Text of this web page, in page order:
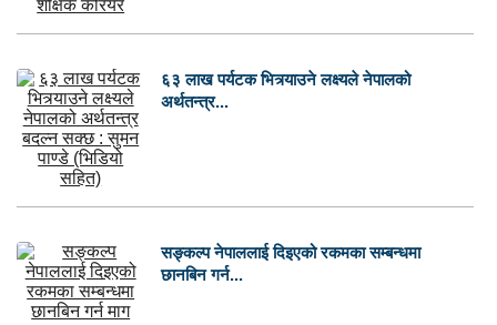
६३ लाख पर्यटक भित्र्याउने लक्ष्यले नेपालको
अर्थतन्त्र...
सङ्कल्प नेपाललाई दिइएको रकमका सम्बन्धमा
छानबिन गर्न...